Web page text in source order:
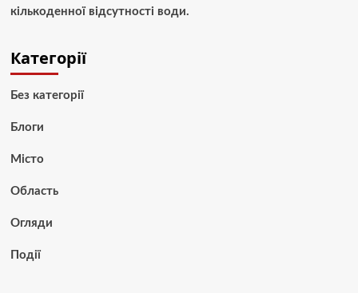
кількоденної відсутності води.
Категорії
Без категорії
Блоги
Місто
Область
Огляди
Події